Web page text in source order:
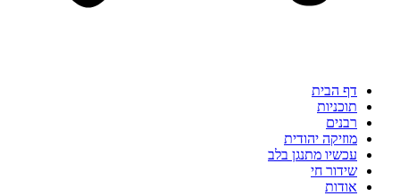
דף הבית
תוכניות
רבנים
מוזיקה יהודית
עכשיו מתנגן בלב
שידור חי
אודות